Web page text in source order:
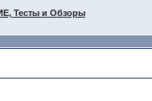
Тесты и Обзоры